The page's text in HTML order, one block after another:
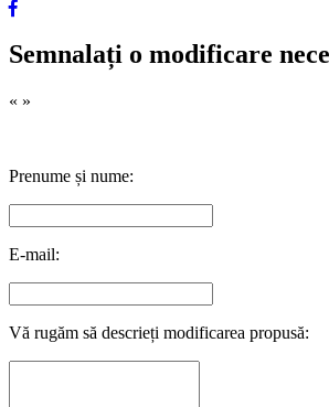
Semnalați o modificare
« »
Prenume și nume:
E-mail:
Vă rugăm să descrieți modificarea propusă: